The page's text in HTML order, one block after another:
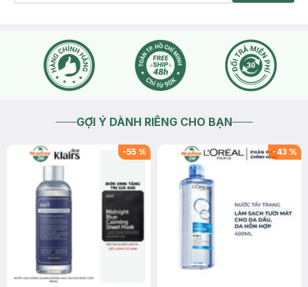
GỢI Ý DÀNH RIÊNG CHO BẠN
-55 % -43 %